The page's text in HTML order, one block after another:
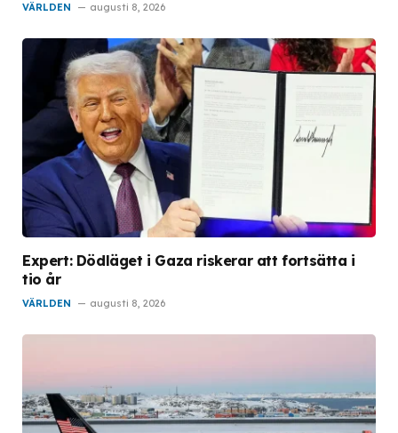
VÄRLDEN augusti 8, 2026
Expert: Dödläget i Gaza riskerar att fortsätta i
tio år
VÄRLDEN augusti 8, 2026